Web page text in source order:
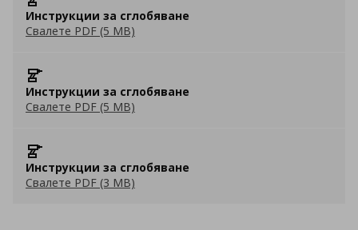
Инструкции за сглобяване
Свалете PDF (5 MB)
Инструкции за сглобяване
Свалете PDF (5 MB)
Инструкции за сглобяване
Свалете PDF (3 MB)